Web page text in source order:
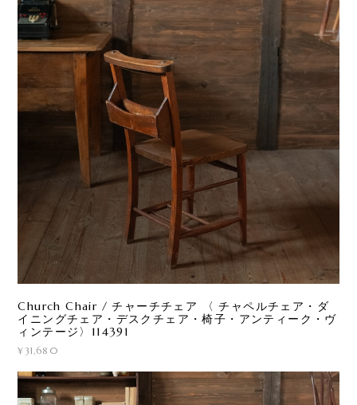
Church Chair / チャーチチェア 〈 チャペルチェア・ダ
イニングチェア・デスクチェア・椅子・アンティーク・ヴ
ィンテージ〉114391
¥31,680